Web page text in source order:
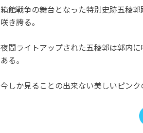
箱館戦争の舞台となった特別史跡五稜
咲き誇る。
夜間ライトアップされた五稜郭は郭内
ある。
今しか見ることの出来ない美しいピン